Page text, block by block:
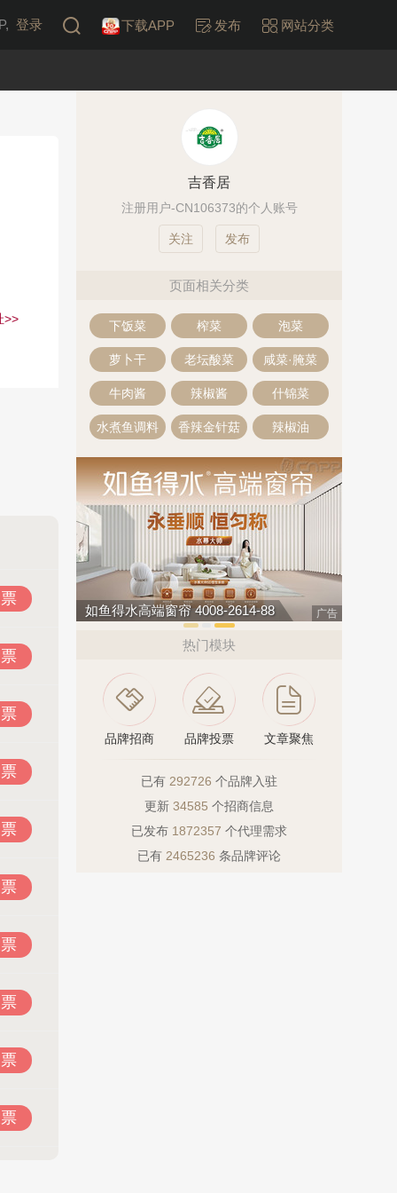
登录 下载APP 发布 网站分类
>>
吉香居
注册用户-CN106373的个人账号
发布
页面相关分类
下饭菜 榨菜 泡菜
萝卜干 老坛酸菜 咸菜·腌菜
牛肉酱 辣椒酱 什锦菜
水煮鱼调料 香辣金针菇 辣椒油
如鱼得水高端窗帘 4008-2614-88 广告
热门模块
品牌招商 品牌投票 文章聚焦
已有 292726 个品牌入驻
更新 34585 个招商信息
已发布 1872357 个代理需求
已有 2465236 条品牌评论